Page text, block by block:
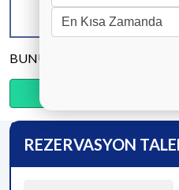
KAPASİTE
6 KİŞİ
3
BUNU PAYLAŞ
REZERVASYON